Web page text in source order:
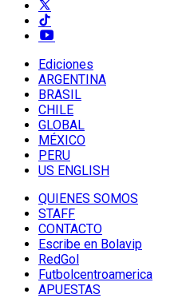
Ediciones
ARGENTINA
BRASIL
CHILE
GLOBAL
MÉXICO
PERU
US ENGLISH
QUIENES SOMOS
STAFF
CONTACTO
Escribe en Bolavip
RedGol
Futbolcentroamerica
APUESTAS